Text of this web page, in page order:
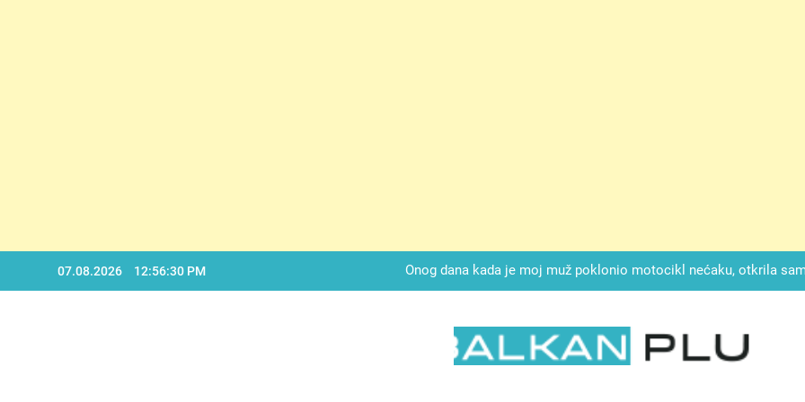
07.08.2026 12:56:31 PM
Onog dana kada je moj muž poklonio motocikl nećaku, otkrila
SAM ČAŠU: BIO JE SIN ŽENE ZA KOJU SU
Dok mi je svekrva čupala infuziju i šaptala da umrem kako bi se
nije znala da je ispod zavoja ostao gumb koji je snimao svaku